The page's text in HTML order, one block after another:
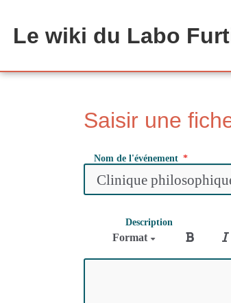
Le wiki du Labo
Saisir une
Nom de l'événement
Description
Format